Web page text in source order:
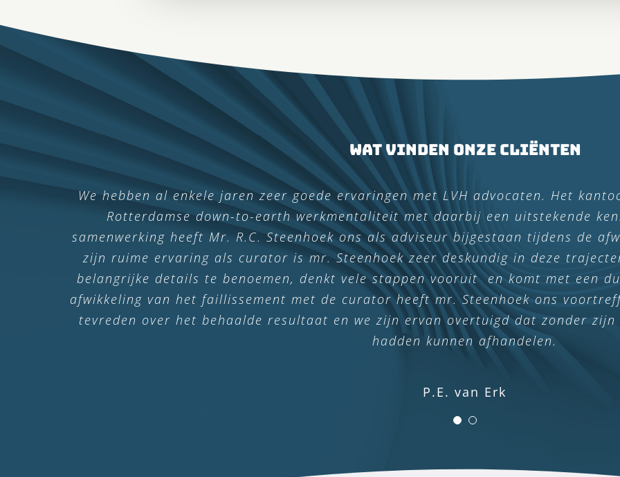
Wat vinden onze cliënten
We hebben al enkele jaren zeer goede ervaringen met LVH advocaten. Het
Rotterdamse down-to-earth werkmentaliteit met daarbij een uitstekende
samenwerking heeft Mr. R.C. Steenhoek ons als adviseur bijgestaan tijdens de
zijn ruime ervaring als curator is mr. Steenhoek zeer deskundig in deze
belangrijke details te benoemen, denkt vele stappen vooruit en komt met een
afwikkeling van het faillissement met de curator heeft mr. Steenhoek ons
tevreden over het behaalde resultaat en we zijn ervan overtuigd dat zonder
hadden kunnen afhandelen.
P.E. van Erk
In 2019 en 2020 hebben wij LVH Advocaten benaderd voor een advies om de
wijze te beëindigen. Dit is volledig op een praktische en binnen een zeer
volledige aandacht voor mijn verhaal. Het is op een zeer nette manier
Met alle dank aan de heer Steenhoek.
Ton Hameeteman